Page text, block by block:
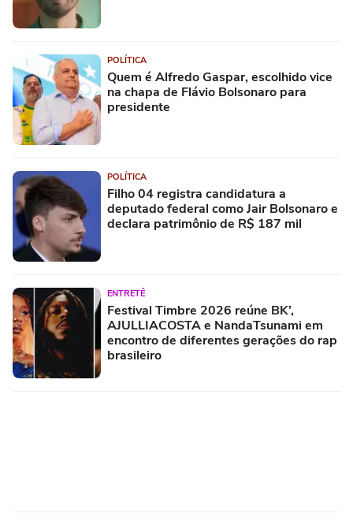
POLÍTICA
Quem é Alfredo Gaspar, escolhido vice
na chapa de Flávio Bolsonaro para
presidente
POLÍTICA
Filho 04 registra candidatura a
deputado federal como Jair Bolsonaro e
declara patrimônio de R$ 187 mil
ENTRETÊ
Festival Timbre 2026 reúne BK’,
AJULLIACOSTA e NandaTsunami em
encontro de diferentes gerações do rap
brasileiro